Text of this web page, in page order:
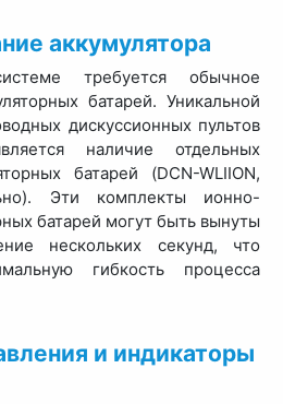
аккумулятора
требуется обычное
батарей. Уникальной
дискуссионных пультов
наличие отдельных
батарей (DCN-WLIION,
Эти комплекты ионно-
батарей могут быть вынуты
нескольких секунд, что
гибкость процесса
и индикаторы